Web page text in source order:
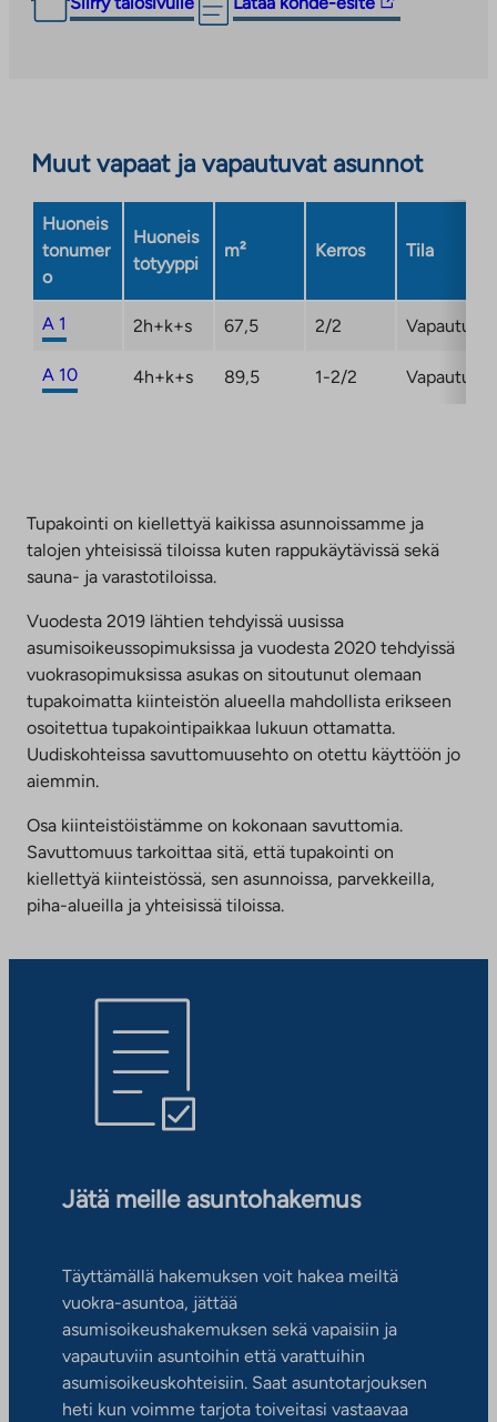
uuteen
Muut vapaat ja vapautuvat asunnot
Huoneis
tonumer
o
Huoneis
totyyppi
m² Kerros Tila
A 1 2h+k+s 67,5 2/2
A 10 4h+k+s 89,5 1-2/2
Tupakointi on kiellettyä kaikissa asunnoissamme ja
talojen yhteisissä tiloissa kuten rappukäytävissä sekä
sauna- ja varastotiloissa.
Vuodesta 2019 lähtien tehdyissä uusissa
asumisoikeussopimuksissa ja vuodesta 2020 tehdyissä
vuokrasopimuksissa asukas on sitoutunut olemaan
tupakoimatta kiinteistön alueella mahdollista erikseen
osoitettua tupakointipaikkaa lukuun ottamatta.
Uudiskohteissa savuttomuusehto on otettu käyttöön jo
aiemmin.
Osa kiinteistöistämme on kokonaan savuttomia.
Savuttomuus tarkoittaa sitä, että tupakointi on
kiellettyä kiinteistössä, sen asunnoissa, parvekkeilla,
piha-alueilla ja yhteisissä tiloissa.
Jätä meille asuntohakemus
Täyttämällä hakemuksen voit hakea meiltä
vuokra-asuntoa, jättää
asumisoikeushakemuksen sekä vapaisiin ja
vapautuviin asuntoihin että varattuihin
asumisoikeuskohteisiin. Saat asuntotarjouksen
heti kun voimme tarjota toiveitasi vastaavaa